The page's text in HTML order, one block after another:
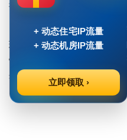
提高代理服务的安全性。
动态IP代理在提高网络访
理方式，并注意相关合规性
键。通过谨慎使用动态住宅
身安全。
Post Views: 809
+ 动态住宅IP流量
+ 动态机房IP流量
立即领取 ›